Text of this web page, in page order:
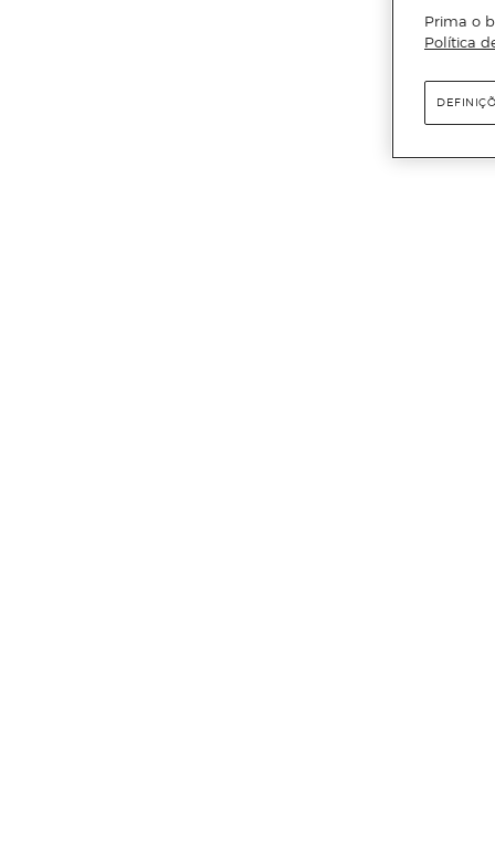
Prima o
Política